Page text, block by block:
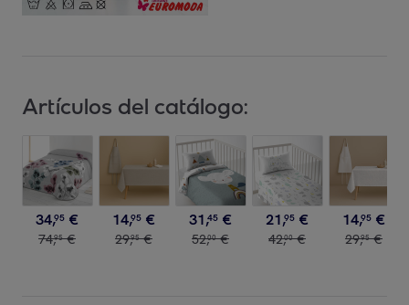
Artículos del catálogo:
34,95 €
74,95 €
14,95 €
29,95 €
31,45 €
52,00 €
21,95 €
42,00 €
14,95 €
29,95 €